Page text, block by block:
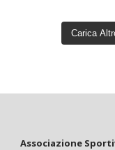
Carica
Associazione